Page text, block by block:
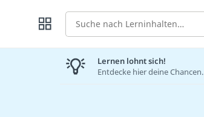
Suche
Lernen lohnt sich!
Entdecke hier deine Chancen.